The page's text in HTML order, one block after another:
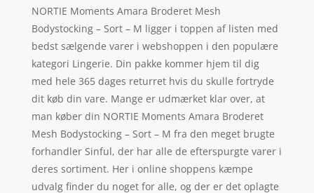
NORTIE Moments Amara Broderet Mesh
Bodystocking – Sort – M ligger i toppen af listen med
bedst sælgende varer i webshoppen i den populære
kategori Lingerie. Din pakke kommer hjem til dig
med hele 365 dages returret hvis du skulle fortryde
dit køb din vare. Mange er udmærket klar over, at
man køber din NORTIE Moments Amara Broderet
Mesh Bodystocking – Sort – M fra den meget brugte
forhandler Sinful, der har alle de efterspurgte varer i
deres sortiment. Her i online shoppens kæmpe
udvalg finder du noget for alle, og der er det oplagte